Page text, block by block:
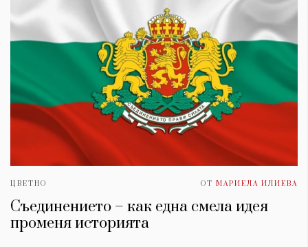
ЦВЕТНО ОТ МАРИЕЛА ИЛИЕВА
Съединението – как една смела идея
променя историята